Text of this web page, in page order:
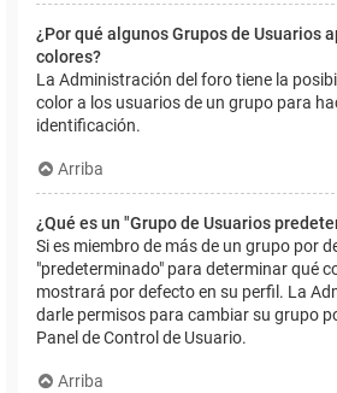
¿Por qué algunos Grupos de Usuarios
colores?
La Administración del foro tiene la
color a los usuarios de un grupo para
identificación.
Arriba
¿Qué es un "Grupo de Usuarios
Si es miembro de más de un grupo por
"predeterminado" para determinar qué
mostrará por defecto en su perfil. La
darle permisos para cambiar su grupo
Panel de Control de Usuario.
Arriba